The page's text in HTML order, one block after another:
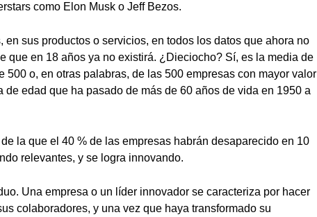
como Elon Musk o Jeff Bezos.
en sus productos o servicios, en todos los datos que ahora no
que en 18 años ya no existirá. ¿Dieciocho? Sí, es la media de
500 o, en otras palabras, de las 500 empresas con mayor valor
edad que ha pasado de más de 60 años de vida en 1950 a
la que el 40 % de las empresas habrán desaparecido en 10
relevantes, y se logra innovando.
Una empresa o un líder innovador se caracteriza por hacer
colaboradores, y una vez que haya transformado su